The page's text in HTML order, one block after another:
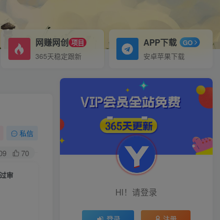
网赚网创 项目
365天稳定跟新
APP下载 GO
安卓苹果下载
私信
70
审
HI！请登录